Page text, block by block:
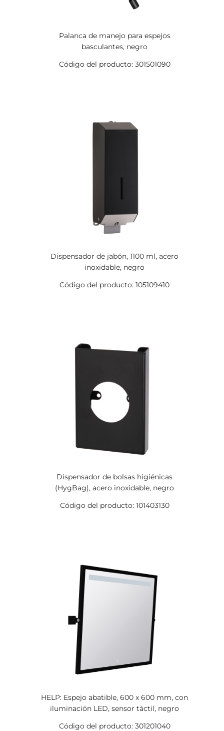
Palanca de manejo para espejos
basculantes, negro
Código del producto: 301501090
Dispensador de jabón, 1100 ml, acero
inoxidable, negro
Código del producto: 105109410
Dispensador de bolsas higiénicas
(HygBag), acero inoxidable, negro
Código del producto: 101403130
HELP: Espejo abatible, 600 x 600 mm, con
iluminación LED, sensor táctil, negro
Código del producto: 301201040